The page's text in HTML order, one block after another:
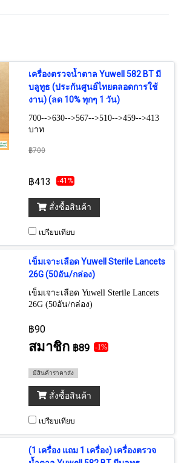
เครื่องตรวจน้ำตาล Yuwell 582 BT มี
บลูทูธ (ประกันศูนย์ไทยตลอดการใช้
งาน) (ลด 10% ทุกๆ 1 วัน)
700-->630-->567-->510-->459-->413
บาท
฿700
฿413 -41%
สั่งซื้อสินค้า
เปรียบเทียบ
เข็มเจาะเลือด Yuwell Sterile Lancets
26G (50อัน/กล่อง)
เข็มเจาะเลือด Yuwell Sterile Lancets
26G (50อัน/กล่อง)
฿90
สมาชิก ฿89 -1%
มีสินค้าราคาส่ง
สั่งซื้อสินค้า
เปรียบเทียบ
(1 เครื่อง แถม 1 เครื่อง) เครื่องตรวจ